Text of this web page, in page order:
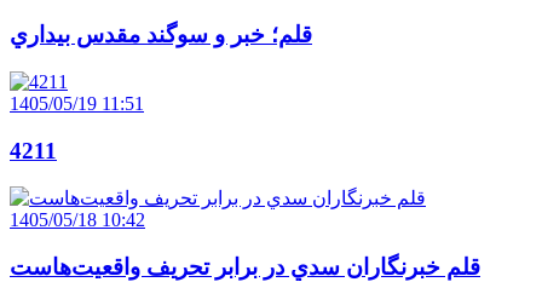
قلم؛ خبر و سوگند مقدس بيداري
1405/05/19 11:51
4211
1405/05/18 10:42
قلم خبرنگاران سدي در برابر تحريف واقعيت‌هاست